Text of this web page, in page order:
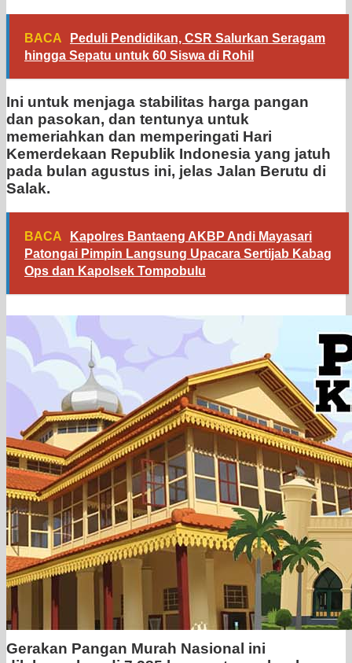
BACA
Peduli Pendidikan, CSR Salurkan Seragam
hingga Sepatu untuk 60 Siswa di Rohil
Ini untuk menjaga stabilitas harga pangan
dan pasokan, dan tentunya untuk
memeriahkan dan memperingati Hari
Kemerdekaan Republik Indonesia yang jatuh
pada bulan agustus ini, jelas Jalan Berutu di
Salak.
BACA
Kapolres Bantaeng AKBP Andi Mayasari
Patongai Pimpin Langsung Upacara Sertijab Kabag
Ops dan Kapolsek Tompobulu
Gerakan Pangan Murah Nasional ini